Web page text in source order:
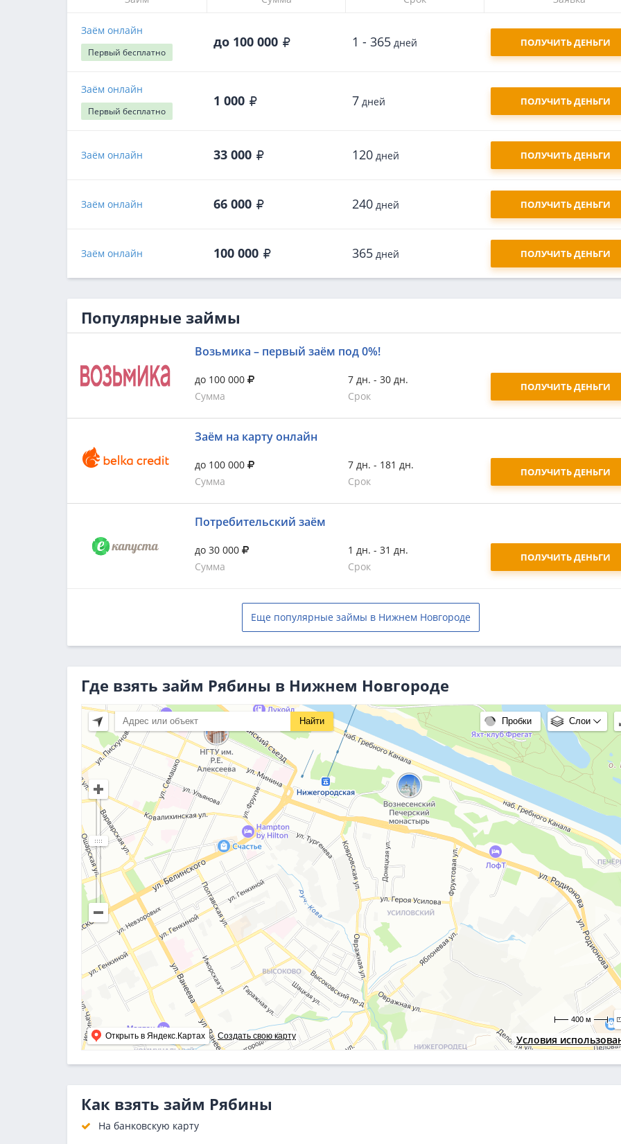
Заём онлайн
Первый бесплатно
до 100 000 1 - 365 дней ПОЛУЧИТЬ ДЕНЬГИ
Заём онлайн
Первый бесплатно
1 000 7 дней ПОЛУЧИТЬ ДЕНЬГИ
Заём онлайн 33 000 120 дней ПОЛУЧИТЬ ДЕНЬГИ
Заём онлайн 66 000 240 дней ПОЛУЧИТЬ ДЕНЬГИ
Заём онлайн 100 000 365 дней ПОЛУЧИТЬ ДЕНЬГИ
Популярные займы
Возьмика – первый заём под 0%!
до 100 000
Сумма
7 дн. - 30 дн.
Срок
ПОЛУЧИТЬ ДЕНЬГИ
Заём на карту онлайн
до 100 000
Сумма
7 дн. - 181 дн.
Срок
ПОЛУЧИТЬ ДЕНЬГИ
Потребительский заём
до 30 000
Сумма
1 дн. - 31 дн.
Срок
ПОЛУЧИТЬ ДЕНЬГИ
Еще популярные займы в Нижнем Новгороде
Где взять займ Рябины в Нижнем Новгороде
Условия
Открыть в Яндекс.Картах Создать свою карту
Найти Пробки Слои
400 м
Как взять займ Рябины
На банковскую карту